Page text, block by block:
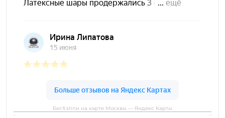
БигХэппи на карте Москвы — Яндекс Карты